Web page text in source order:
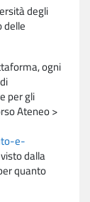
degli
delle
ogni
per gli
Ateneo >
e-
dalla
quanto